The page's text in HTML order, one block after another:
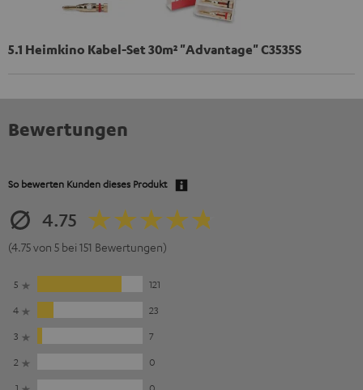
5.1 Heimkino Kabel-Set 30m² "Advantage" C3535S
Bewertungen
So bewerten Kunden dieses Produkt
4.75
(4.75 von 5 bei 151 Bewertungen)
5
121
4
23
3
7
2
0